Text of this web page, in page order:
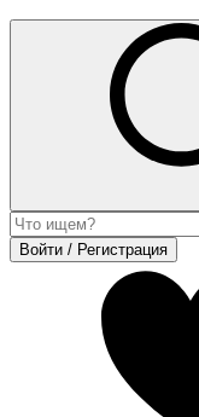
Войти / Регистрация